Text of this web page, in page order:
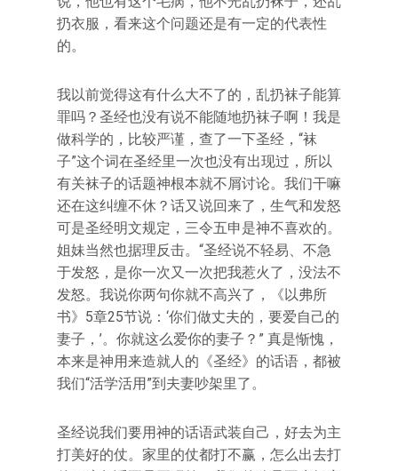
扔衣服，看来这个问题还是有一定的代表性
的。
我以前觉得这有什么大不了的，乱扔袜子能算
罪吗？圣经也没有说不能随地扔袜子啊！我是
做科学的，比较严谨，查了一下圣经，“袜
子”这个词在圣经里一次也没有出现过，所以
有关袜子的话题神根本就不屑讨论。我们干嘛
还在这纠缠不休？话又说回来了，生气和发怒
可是圣经明文规定，三令五申是神不喜欢的。
姐妹当然也据理反击。“圣经说不轻易、不急
于发怒，是你一次又一次把我惹火了，没法不
发怒。我说你两句你就不高兴了，《以弗所
书》5章25节说：‘你们做丈夫的，要爱自己的
妻子，’。你就这么爱你的妻子？” 真是惭愧，
本来是神用来造就人的《圣经》的话语，都被
我们“活学活用”到夫妻吵架里了。
圣经说我们要用神的话语武装自己，好去为主
打美好的仗。家里的仗都打不赢，怎么出去打